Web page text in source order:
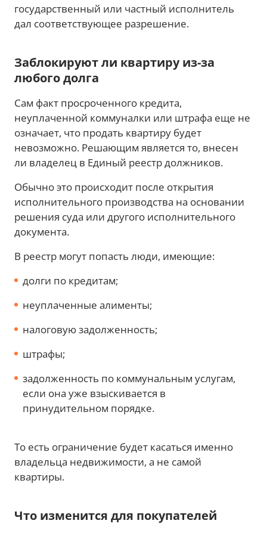
государственный или частный исполнитель
дал соответствующее разрешение.
Заблокируют ли квартиру из-за
любого долга
Сам факт просроченного кредита,
неуплаченной коммуналки или штрафа еще не
означает, что продать квартиру будет
невозможно. Решающим является то, внесен
ли владелец в Единый реестр должников.
Обычно это происходит после открытия
исполнительного производства на основании
решения суда или другого исполнительного
документа.
В реестр могут попасть люди, имеющие:
долги по кредитам;
неуплаченные алименты;
налоговую задолженность;
штрафы;
задолженность по коммунальным услугам,
если она уже взыскивается в
принудительном порядке.
То есть ограничение будет касаться именно
владельца недвижимости, а не самой
квартиры.
Что изменится для покупателей